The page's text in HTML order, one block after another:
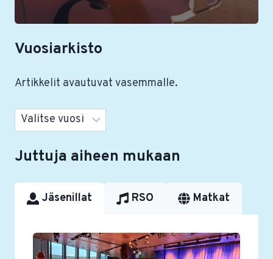
Vuosiarkisto
Artikkelit avautuvat vasemmalle.
Arkistot
Juttuja aiheen mukaan
Jäsenillat RSO Matkat